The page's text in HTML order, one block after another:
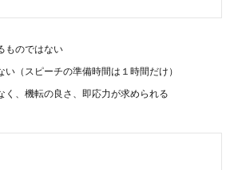
ものではない
（スピーチの準備時間は１時間だけ）
く、機転の良さ、即応力が求められる